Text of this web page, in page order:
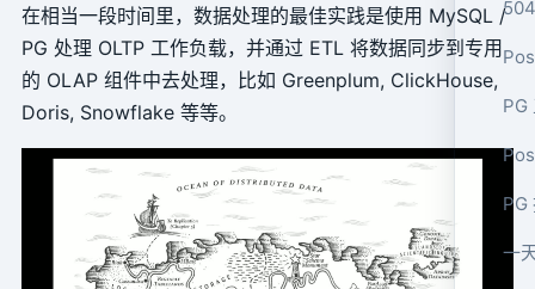
PG
PG
一
在相当一段时间里，数据处理的最佳实践是使用 MySQL /
PG 处理 OLTP 工作负载，并通过 ETL 将数据同步到专用
的 OLAP 组件中去处理，比如 Greenplum, ClickHouse,
Doris, Snowflake 等等。